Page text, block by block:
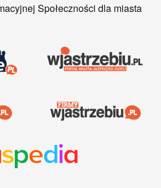
Społeczności dla miasta